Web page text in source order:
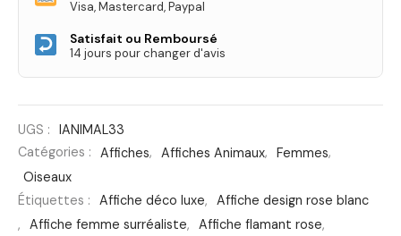
Visa, Mastercard, Paypal
Satisfait ou Remboursé
14 jours pour changer d'avis
UGS :
IANIMAL33
Catégories :
Affiches, Affiches Animaux, Femmes,
Oiseaux
Étiquettes :
Affiche déco luxe,
Affiche design rose blanc
,
Affiche femme surréaliste, Affiche flamant rose,